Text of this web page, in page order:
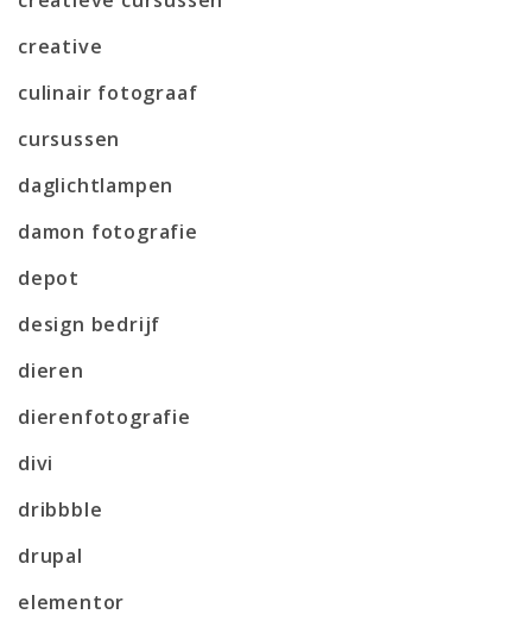
creative
culinair fotograaf
cursussen
daglichtlampen
damon fotografie
depot
design bedrijf
dieren
dierenfotografie
divi
dribbble
drupal
elementor